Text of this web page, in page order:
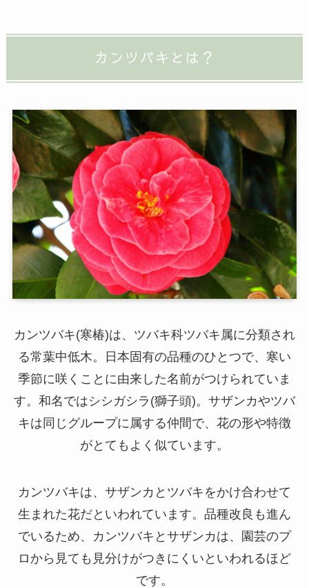
カンツバキとは？
カンツバキ(寒椿)は、ツバキ科ツバキ属に分類され
る常葉中低木。日本固有の品種のひとつで、寒い
季節に咲くことに由来した名前がつけられていま
す。和名ではシシガシラ(獅子頭)。サザンカやツバ
キは同じグループに属する仲間で、花の形や特徴
がとてもよく似ています。
カンツバキは、サザンカとツバキをかけ合わせて
生まれた花だといわれています。品種改良も進ん
でいるため、カンツバキとサザンカは、園芸のプ
ロから見ても見分けがつきにくいといわれるほど
です。